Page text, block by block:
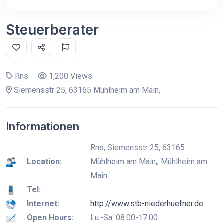
Steuerberater
Rns
1,200 Views
Siemensstr 25, 63165 Mühlheim am Main,
Informationen
Location:
Rns, Siemensstr 25, 63165
Mühlheim am Main,, Mühlheim am
Main
Tel:
Internet:
http://www.stb-niederhuefner.de
Open Hours:
Lu.-Sa. 08:00-17:00